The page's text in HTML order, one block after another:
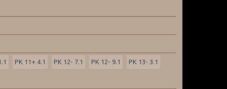
PK 11+ 4.1 PK 12- 7.1 PK 12- 9.1 PK 13- 3.1